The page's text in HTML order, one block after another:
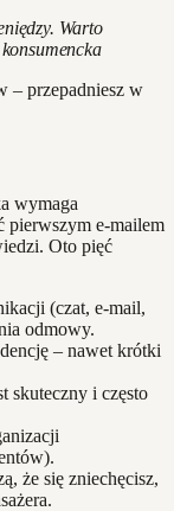
Warto
– przepadniesz w
wymaga
pierwszym e-mailem
Oto pięć
(czat, e-mail,
odmowy.
– nawet krótki
skuteczny i często
że się zniechęcisz,